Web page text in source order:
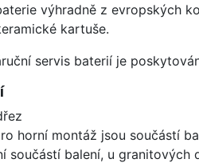
výhradně z evropských
kartuše.
servis baterií je
horní montáž jsou součástí
součástí balení, u